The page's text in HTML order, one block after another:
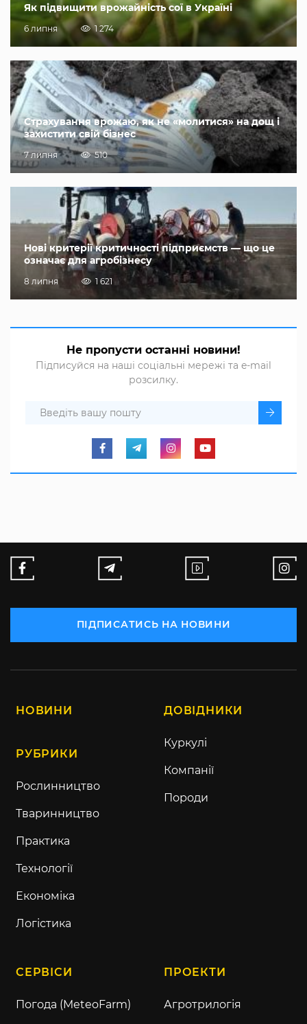
Як підвищити врожайність сої в Україні
6 липня 1 274
Страхування врожаю, як не «молитися» на дощ і
захистити свій бізнес
7 липня 510
Нові критерії критичності підприємств — що це
означає для агробізнесу
8 липня 1 621
Не пропусти останні новини!
Підписуйся на наші соціальні мережі та e-mail
розсилку.
ПІДПИСАТИСЬ НА НОВИНИ
НОВИНИ
РУБРИКИ
Рослинництво
Тваринництво
Практика
Технології
Економіка
Логістика
ДОВІДНИКИ
Куркулі
Компанії
Породи
СЕРВІСИ
Погода (MeteoFarm)
ПРОЕКТИ
Агротрилогія